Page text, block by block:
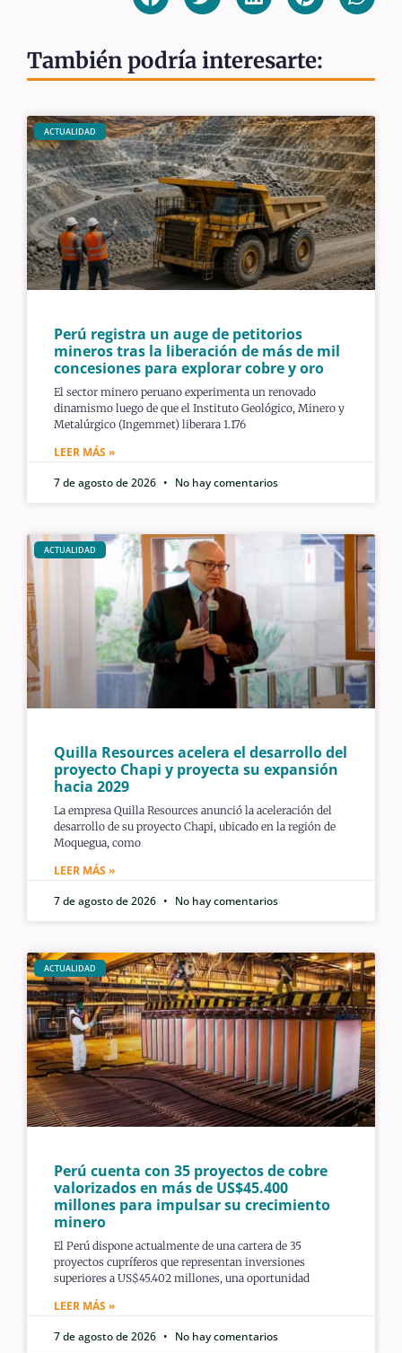
También podría interesarte:
ACTUALIDAD
Perú registra un auge de petitorios
mineros tras la liberación de más de mil
concesiones para explorar cobre y oro
El sector minero peruano experimenta un renovado
dinamismo luego de que el Instituto Geológico, Minero y
Metalúrgico (Ingemmet) liberara 1.176
LEER MÁS »
7 de agosto de 2026
No hay comentarios
ACTUALIDAD
Quilla Resources acelera el desarrollo del
proyecto Chapi y proyecta su expansión
hacia 2029
La empresa Quilla Resources anunció la aceleración del
desarrollo de su proyecto Chapi, ubicado en la región de
Moquegua, como
LEER MÁS »
7 de agosto de 2026
No hay comentarios
ACTUALIDAD
Perú cuenta con 35 proyectos de cobre
valorizados en más de US$45.400
millones para impulsar su crecimiento
minero
El Perú dispone actualmente de una cartera de 35
proyectos cupríferos que representan inversiones
superiores a US$45.402 millones, una oportunidad
LEER MÁS »
7 de agosto de 2026
No hay comentarios